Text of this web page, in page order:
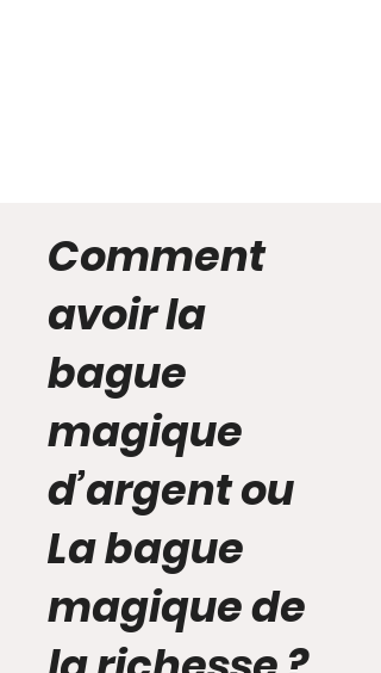
Comment
avoir la
bague
magique
d’argent ou
La bague
magique de